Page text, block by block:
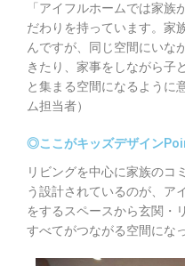
「アイフルホームでは家族
だわりを持っています。家
んですが、同じ空間にいな
きたり、家事をしながら子
と集まる空間になるように
ム担当者）
◎ここがキッズデザイン
リビングを中心に家族のコ
う設計されているのが、ア
をするスペースから玄関・
すべてがつながる空間にな